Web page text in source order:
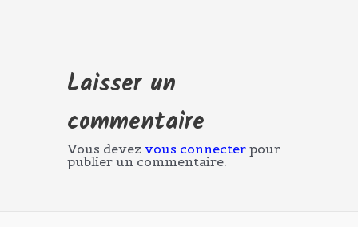
Laisser un
commentaire
Vous devez vous connecter pour
publier un commentaire.